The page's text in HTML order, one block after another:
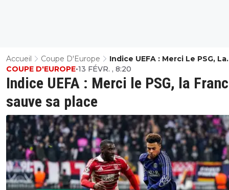
Accueil Coupe D'Europe
Indice UEFA : Merci Le PSG, La
France Sauve Sa Place
Indice UEFA : Merci le PSG, la
sauve sa place
COUPE D'EUROPE•13 FÉVR. , 8:20